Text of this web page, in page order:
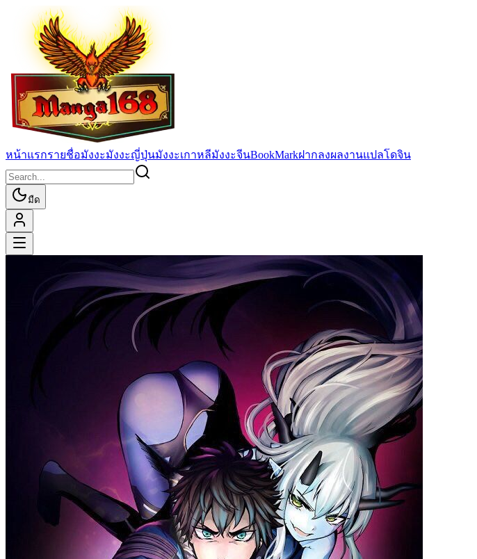
หน้าแรกรายชื่อมังงะมังงะญี่ปุ่นมังงะเกาหลีมังงะจีนBookMarkฝากลงผลงานแปลโดจิน
มืด